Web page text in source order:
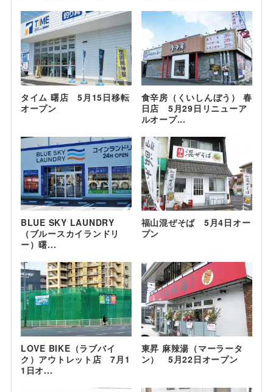
タイム 曙店 5月15日移転
オープン
食辛房（くいしんぼう） 春
日店 5月29日リニューア
ルオープ...
BLUE SKY LAUNDRY
（ブルースカイランドリ
ー）曙...
福山混ぜそば 5月4日オー
プン
LOVE BIKE（ラブバイ
ク）アウトレット店 7月1
1日オ...
東昇 麻辣湯（マーラータ
ン） 5月22日オープン